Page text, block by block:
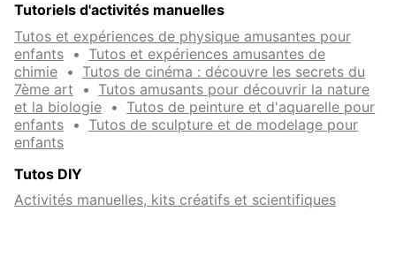
dessines pas seulement pour remplir une feuille, mais
pour explorer ton imaginationet mieux comprendre le
monde autour de toi.
Exprimer ta personnalité et tes idées
Dessiner, c’est parler sans utiliser de mots. Chaque
trait raconte une histoire, chaque couleur traduit une
images. Tu donnes vie à ton univers intérieur. Tu peux
créer des personnagesqui te ressemblent, des décors
Tutoriels d'activités manuelles
Tutos et expériences de physique amusantes pour
enfants • Tutos et expériences amusantes de
chimie • Tutos de cinéma : découvre les secrets du
7ème art
• Tutos amusants pour découvrir la nature
et la biologie • Tutos de peinture et d'aquarelle pour
enfants • Tutos de sculpture et de modelage pour
enfants
Tutos DIY
Activités manuelles, kits créatifs et scientifiques